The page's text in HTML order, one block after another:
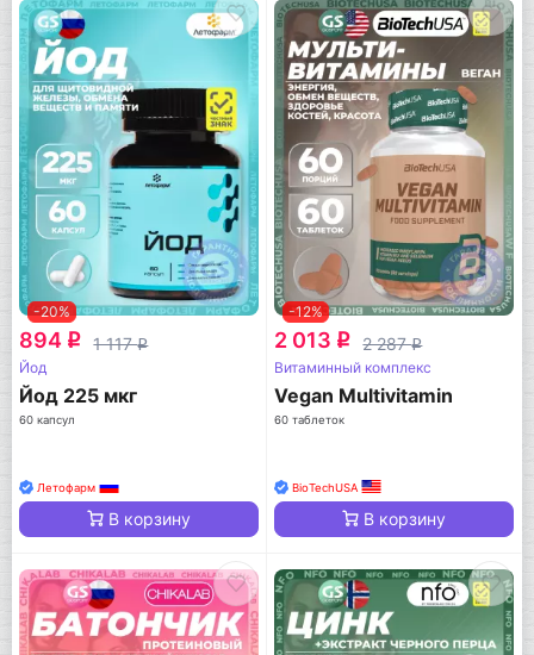
-20%
894 q 1 117q
Йод
Йод 225 мкг
60 капсул
Летофарм
В корзину
-12%
2 013 q 2 287q
Витаминный комплекс
Vegan Multivitamin
60 таблеток
BioTechUSA
В корзину